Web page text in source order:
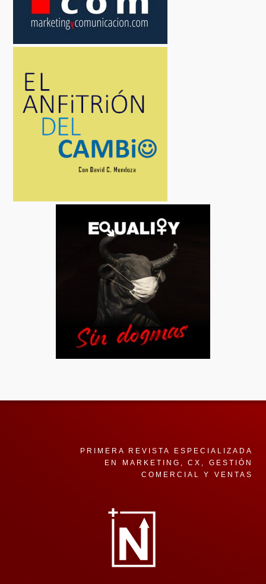
PRIMERA REVISTA ESPECIALIZADA
EN MARKETING, CX, GESTIÓN
COMERCIAL Y VENTAS